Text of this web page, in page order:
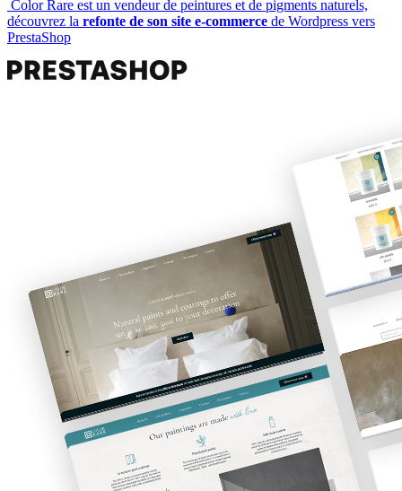
Color Rare est un vendeur de peintures et de pigments naturels,
découvrez la refonte de son site e-commerce de Wordpress vers
PrestaShop